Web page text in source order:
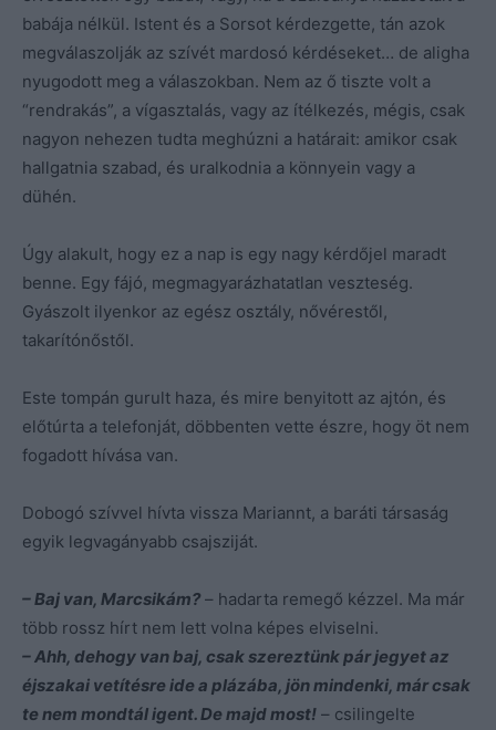
babája nélkül. Istent és a Sorsot kérdezgette, tán azok
megválaszolják az szívét mardosó kérdéseket… de aligha
nyugodott meg a válaszokban. Nem az ő tiszte volt a
“rendrakás”, a vígasztalás, vagy az ítélkezés, mégis, csak
nagyon nehezen tudta meghúzni a határait: amikor csak
hallgatnia szabad, és uralkodnia a könnyein vagy a
dühén.
Úgy alakult, hogy ez a nap is egy nagy kérdőjel maradt
benne. Egy fájó, megmagyarázhatatlan veszteség.
Gyászolt ilyenkor az egész osztály, nővérestől,
takarítónőstől.
Este tompán gurult haza, és mire benyitott az ajtón, és
előtúrta a telefonját, döbbenten vette észre, hogy öt nem
fogadott hívása van.
Dobogó szívvel hívta vissza Mariannt, a baráti társaság
egyik legvagányabb csajsziját.
– Baj van, Marcsikám? – hadarta remegő kézzel. Ma már
több rossz hírt nem lett volna képes elviselni.
– Ahh, dehogy van baj, csak szereztünk pár jegyet az
éjszakai vetítésre ide a plázába, jön mindenki, már csak
te nem mondtál igent. De majd most! – csilingelte